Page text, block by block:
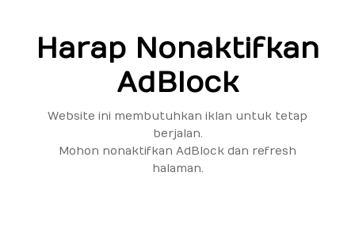
Harap Nonaktifkan
AdBlock
Website ini membutuhkan iklan untuk tetap
berjalan.
Mohon nonaktifkan AdBlock dan refresh
halaman.